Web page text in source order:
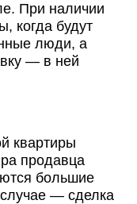
При наличии
когда будут
люди, а
— в ней
квартиры
продавца
большие
— сделка